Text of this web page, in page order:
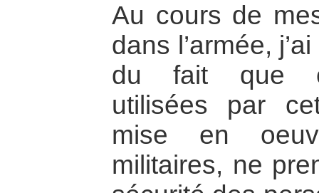
Au cours de
dans l’armée,
du fait que
utilisées par
mise en
militaires, ne